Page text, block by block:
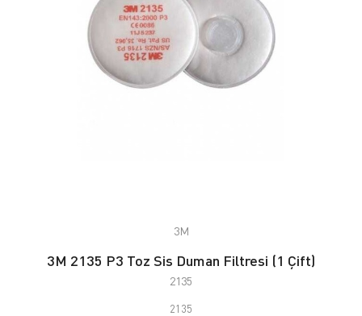
3M
3M 2135 P3 Toz Sis Duman Filtresi (1 Çift)
2135
2135